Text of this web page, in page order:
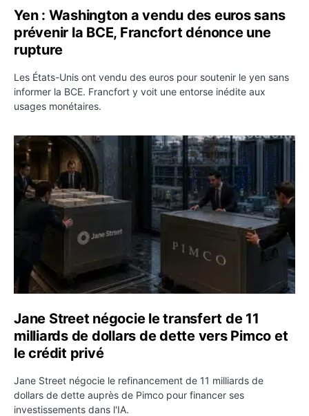
Yen : Washington a vendu des euros sans
prévenir la BCE, Francfort dénonce une
rupture
Les États-Unis ont vendu des euros pour soutenir le yen sans
informer la BCE. Francfort y voit une entorse inédite aux
usages monétaires.
Jane Street négocie le transfert de 11 milliards de
Jane Street négocie le transfert de 11
milliards de dollars de dette vers Pimco et
le crédit privé
Jane Street négocie le refinancement de 11 milliards de
dollars de dette auprès de Pimco pour financer ses
investissements dans l'IA.